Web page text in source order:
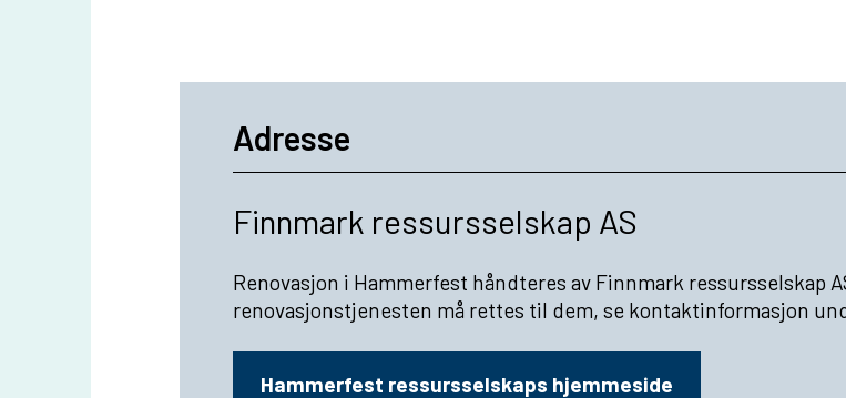
Adresse
Finnmark ressursselskap AS
Renovasjon i Hammerfest håndteres av Finnmark ressursselskap
renovasjonstjenesten må rettes til dem, se kontaktinformasjon
Hammerfest ressursselskaps hjemmeside